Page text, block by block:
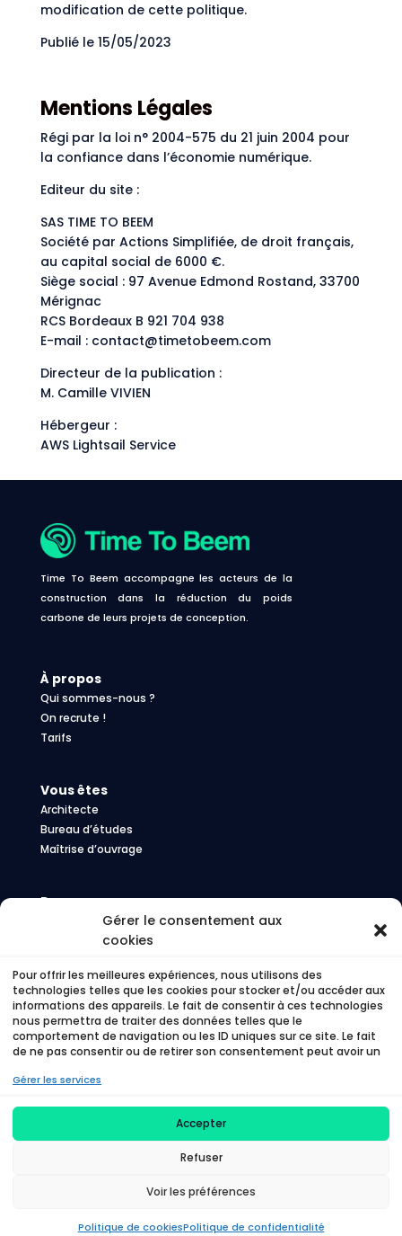
Gérer le consentement aux
cookies
Pour offrir les meilleures expériences, nous utilisons des
technologies telles que les cookies pour stocker et/ou accéder aux
informations des appareils. Le fait de consentir à ces technologies
nous permettra de traiter des données telles que le
comportement de navigation ou les ID uniques sur ce site. Le fait
de ne pas consentir ou de retirer son consentement peut avoir un
Gérer les services
Accepter
Refuser
Voir les préférences
Politique de cookiesPolitique de confidentialité
modification de cette politique.
Publié le 15/05/2023
Mentions Légales
Régi par la loi n° 2004-575 du 21 juin 2004 pour
la confiance dans l’économie numérique.
Editeur du site :
SAS TIME TO BEEM
Société par Actions Simplifiée, de droit français,
au capital social de 6000 €.
Siège social : 97 Avenue Edmond Rostand, 33700
Mérignac
RCS Bordeaux B 921 704 938
E-mail : contact@timetobeem.com
Directeur de la publication :
M. Camille VIVIEN
Hébergeur :
AWS Lightsail Service
Time To Beem accompagne les acteurs de la
construction dans la réduction du poids
carbone de leurs projets de conception.
À propos
Qui sommes-nous ?
On recrute !
Tarifs
Vous êtes
Architecte
Bureau d’études
Maîtrise d’ouvrage
Ressources
Cas Clients
Livres Blancs
Medias
Presse
Politique de cookies